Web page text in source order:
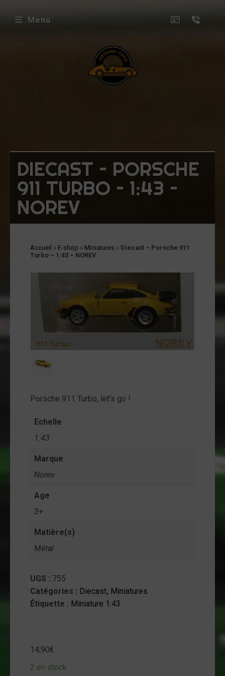
Menu
DIECAST – PORSCHE
911 TURBO – 1:43 –
NOREV
Accueil » E-shop » Miniatures » Diecast – Porsche 911
Turbo – 1:43 – NOREV
Porsche 911 Turbo, let’s go !
Echelle
1:43
Marque
Norev
Age
3+
Matière(s)
Métal
UGS : 755
Catégories : Diecast, Miniatures
Étiquette : Miniature 1:43
14,90€
2 en stock